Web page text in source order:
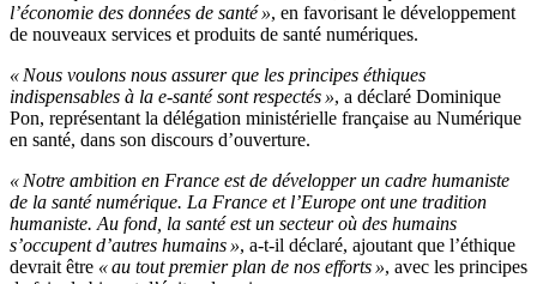
l’économie des données de santé », en favorisant le développement
de nouveaux services et produits de santé numériques.
« Nous voulons nous assurer que les principes éthiques
indispensables à la e-santé sont respectés », a déclaré Dominique
Pon, représentant la délégation ministérielle française au Numérique
en santé, dans son discours d’ouverture.
« Notre ambition en France est de développer un cadre humaniste
de la santé numérique. La France et l’Europe ont une tradition
humaniste. Au fond, la santé est un secteur où des humains
s’occupent d’autres humains », a-t-il déclaré, ajoutant que l’éthique
devrait être « au tout premier plan de nos efforts », avec les principes